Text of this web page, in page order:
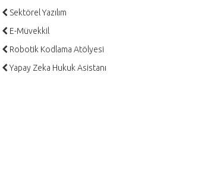
Sektörel Yazılım
E-Müvekkil
Robotik Kodlama Atölyesi
Yapay Zeka Hukuk Asistanı